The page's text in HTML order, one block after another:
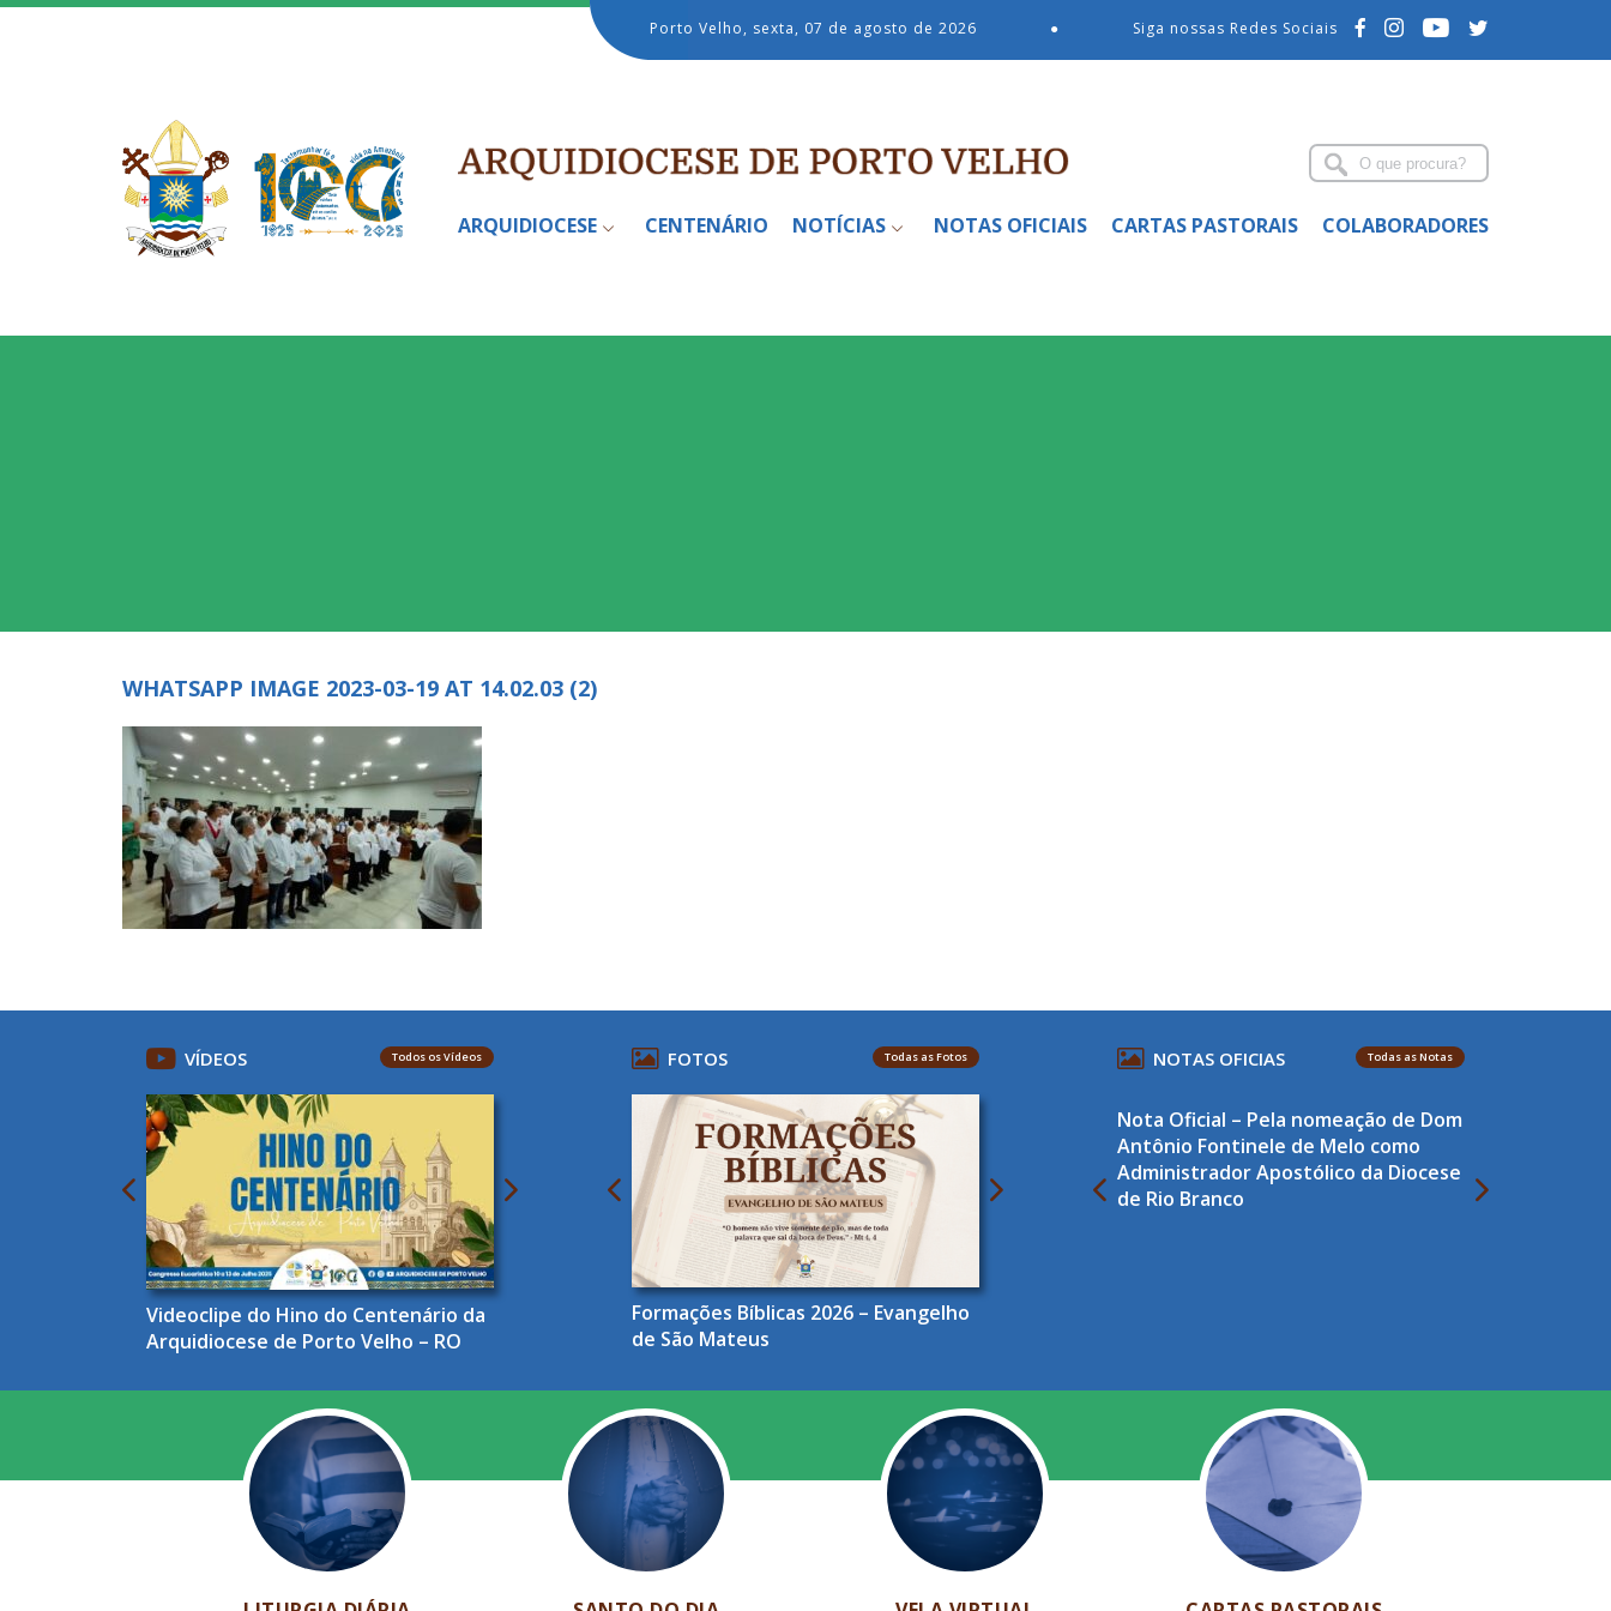
Porto Velho, sexta, 07 de agosto de 2026 ● Siga nossas Redes Sociais
ARQUIDIOCESE CENTENÁRIO NOTÍCIAS NOTAS OFICIAIS CARTAS PASTORAIS COLABORADORES
WHATSAPP IMAGE 2023-03-19 AT 14.02.03 (2)
VÍDEOS Todos os Vídeos
Videoclipe do Hino do Centenário da
Arquidiocese de Porto Velho – RO
FOTOS Todas as Fotos
Formações Bíblicas 2026 – Evangelho
de São Mateus
NOTAS OFICIAS Todas as Notas
Nota Oficial – Pela nomeação de Dom
Antônio Fontinele de Melo como
Administrador Apostólico da Diocese
de Rio Branco